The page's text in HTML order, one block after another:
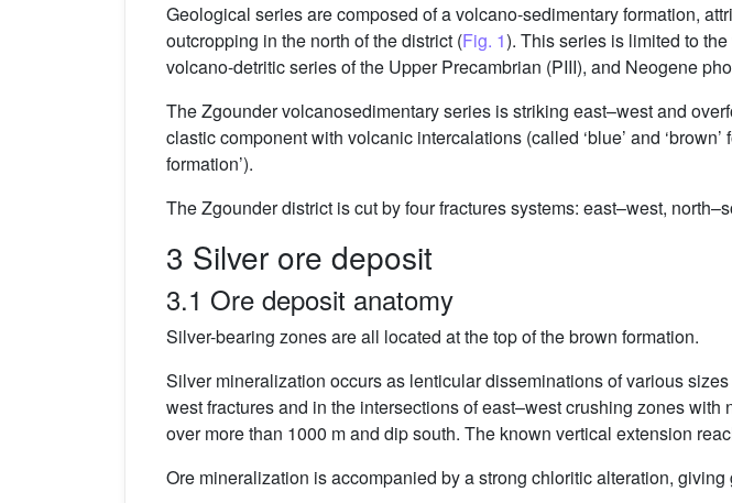
Geological series are composed of a volcano-sedimentary formation,
outcropping in the north of the district (Fig. 1). This series is limited to
volcano-detritic series of the Upper Precambrian (PIII), and Neogene
The Zgounder volcanosedimentary series is striking east–west and
clastic component with volcanic intercalations (called ‘blue’ and
formation’).
The Zgounder district is cut by four fractures systems: east–west,
3 Silver ore deposit
3.1 Ore deposit anatomy
Silver-bearing zones are all located at the top of the brown formation.
Silver mineralization occurs as lenticular disseminations of various
west fractures and in the intersections of east–west crushing zones
over more than 1000 m and dip south. The known vertical extension
Ore mineralization is accompanied by a strong chloritic alteration, giving